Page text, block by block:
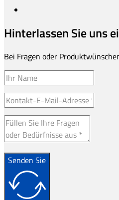
Hinterlassen Sie uns
Bei Fragen oder
Senden Sie